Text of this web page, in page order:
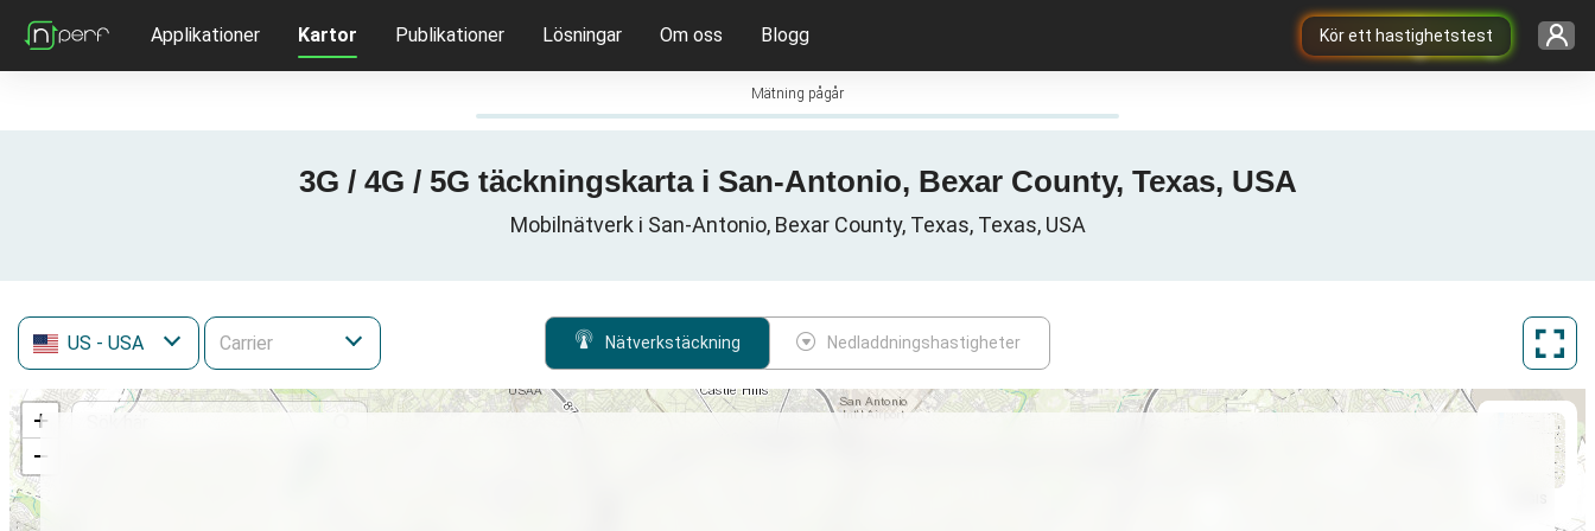
Kör ett hastighetstest
Applikationer Kartor Publikationer Lösningar Om oss Blogg
Mätning pågår
3G / 4G / 5G täckningskarta i San-Antonio, Bexar County, Texas, USA
Mobilnätverk i San-Antonio, Bexar County, Texas, Texas, USA
US - USA Nätverkstäckning Nedladdningshastigheter
+
−